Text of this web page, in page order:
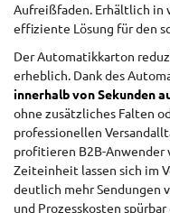
Aufreißfaden. Erhältlich in
effiziente Lösung für den
Der Automatikkarton
erheblich. Dank des
innerhalb von Sekunden
ohne zusätzliches Falten
professionellen
profitieren B2B-Anwender
Zeiteinheit lassen sich im
deutlich mehr Sendungen
und Prozesskosten